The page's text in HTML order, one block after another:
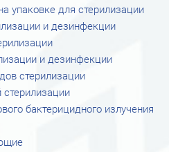
упаковке для стерилизации
и дезинфекции
и дезинфекции
стерилизации
бактерицидного излучения